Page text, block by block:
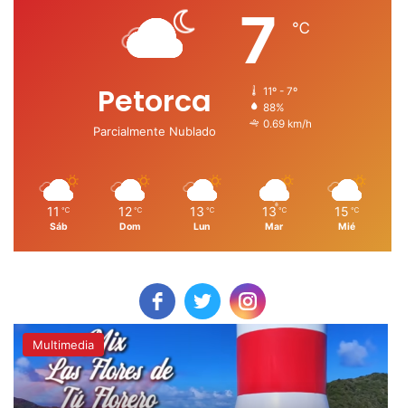
Petorca
Parcialmente Nublado
7 ℃
11º - 7º
88%
0.69 km/h
11 ℃
Sáb
12 ℃
Dom
13 ℃
Lun
13 ℃
Mar
15 ℃
Mié
Multimedia